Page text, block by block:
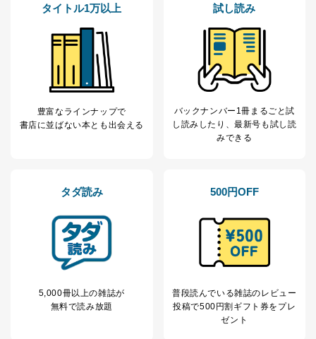
タイトル1万以上
豊富なラインナップで
書店に並ばない本とも出会える
試し読み
バックナンバー1冊まるごと試
し読み したり、最新号も試し読
みできる
タダ読み
5,000冊以上の雑誌が
無料で読み放題
500円OFF
普段読んでいる雑誌のレビュー
投稿で500円割ギフト券をプレ
ゼント